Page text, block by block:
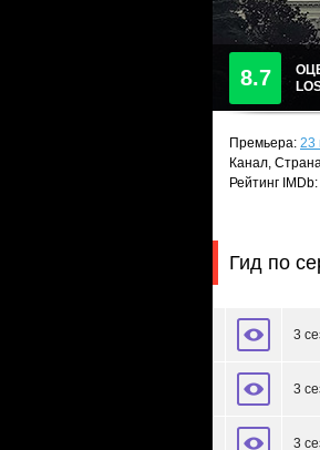
8.7
Премьера: 23
Канал,
Рейтинг
Гид по
3
3
3